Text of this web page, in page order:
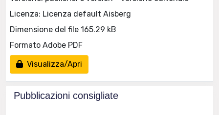
Licenza: Licenza default Aisberg
Dimensione del file 165.29 kB
Formato Adobe PDF
Visualizza/Apri
Pubblicazioni consigliate